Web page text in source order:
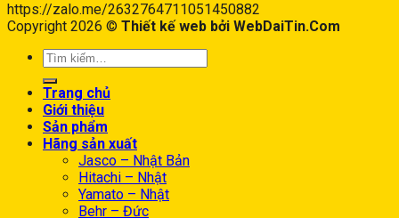
https://zalo.me/2632764711051450882
Copyright 2026 © Thiết kế web bởi WebDaiTin.Com
Trang chủ
Giới thiệu
Sản phẩm
Hãng sản xuất
Jasco – Nhật Bản
Hitachi – Nhật
Yamato – Nhật
Behr – Đức